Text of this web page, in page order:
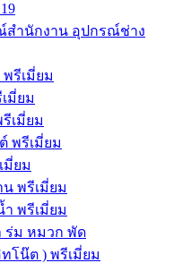
สำนักงาน อุปกรณ์ช่าง
รีเมี่ยม
มี่ยม
เมี่ยม
พรีเมี่ยม
มี่ยม
พรีเมี่ยม
พรีเมี่ยม
ร่ม หมวก พัด
โน๊ต ) พรีเมี่ยม